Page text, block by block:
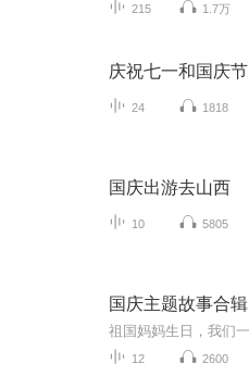
215 1.7万
庆祝七一和国庆节
24 1818
国庆出游去山西
10 5805
国庆主题故事合辑
12 2600